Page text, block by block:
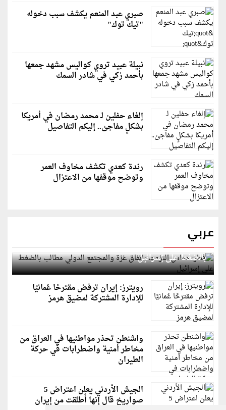
صبري عبد المنعم يكشف سبب دخوله
"تيك توك"
نبيلة عبيد تروي كواليس مشهد جمعها
بأحمد زكي في شادر السمك
إلغاء حفلين لـ محمد رمضان في أمريكا
بشكلٍ مفاجئ.. إليكم التفاصيل
رندة كعدي تكشف مخاوف العمر
وتوضح موقفها من الاعتزال
عربي
قطر: حماس التزمت باتفاق غزة والمجتمع الدولي مطالب
بالضغط على إسرائيل
رويترز: إيران ترفض مقترحًا عُمانيًا
للإدارة المشتركة لمضيق هرمز
واشنطن تحذر مواطنيها في العراق من
مخاطر أمنية واضطرابات في حركة
الطيران
الجيش الأردني يعلن اعتراض 5
صواريخ قال إنها أُطلقت من إيران